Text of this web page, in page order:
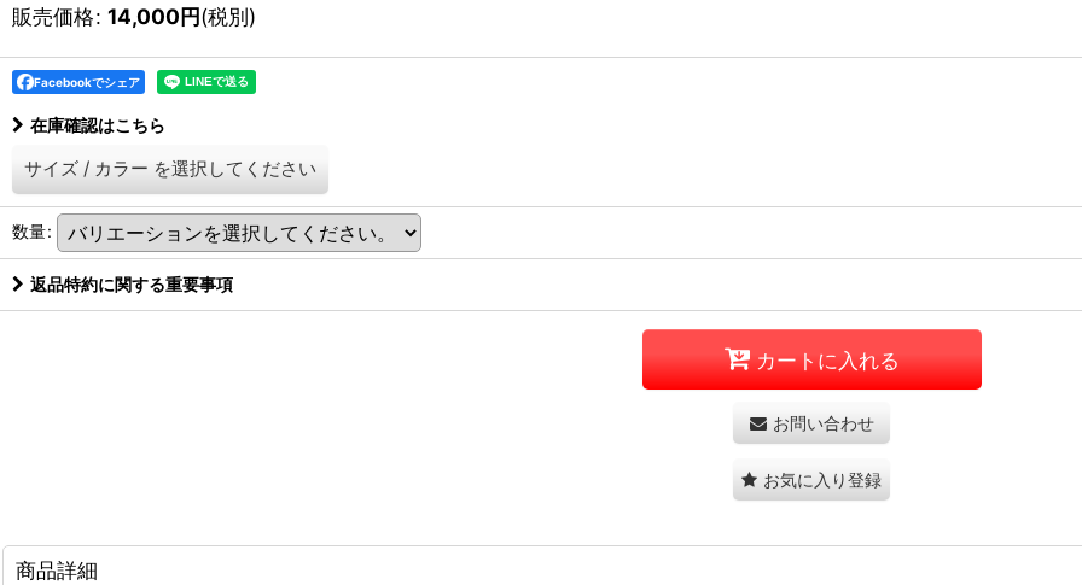
販売価格: 14,000円(税別)
Facebookでシェア
在庫確認はこちら
サイズ / カラー を選択してください
数量:
返品特約に関する重要事項
カートに入れる
お問い合わせ
お気に入り登録
商品詳細